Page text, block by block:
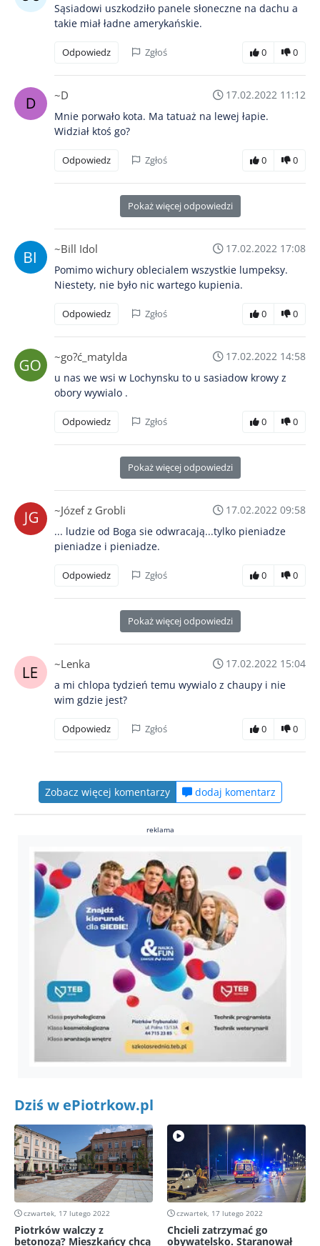
Sąsiadowi uszkodziło panele słoneczne na dachu a
takie miał ładne amerykańskie.
Odpowiedz Zgłoś 0 0
~D
17.02.2022 11:12
Mnie porwało kota. Ma tatuaż na lewej łapie.
Widział ktoś go?
Odpowiedz Zgłoś 0 0
Pokaż więcej odpowiedzi
~Bill Idol
17.02.2022 17:08
Pomimo wichury oblecialem wszystkie lumpeksy.
Niestety, nie było nic wartego kupienia.
Odpowiedz Zgłoś 0 0
~go?ć_matylda
17.02.2022 14:58
u nas we wsi w Lochynsku to u sasiadow krowy z
obory wywialo .
Odpowiedz Zgłoś 0 0
Pokaż więcej odpowiedzi
~Józef z Grobli
17.02.2022 09:58
... ludzie od Boga sie odwracają...tylko pieniadze
pieniadze i pieniadze.
Odpowiedz Zgłoś 0 0
Pokaż więcej odpowiedzi
~Lenka
17.02.2022 15:04
a mi chlopa tydzień temu wywialo z chaupy i nie
wim gdzie jest?
Odpowiedz Zgłoś 0 0
Zobacz więcej komentarzy dodaj komentarz
reklama
Dziś w ePiotrkow.pl
czwartek, 17 lutego 2022
Piotrków walczy z
betonozą? Mieszkańcy chcą
czwartek, 17 lutego 2022
Chcieli zatrzymać go
obywatelsko. Staranował